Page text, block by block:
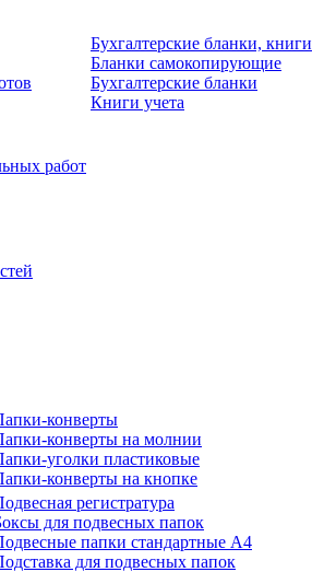
Бухгалтерские бланки, книги
Бланки самокопирующие
Бухгалтерские бланки
Книги учета
работ
конверты
конверты на молнии
уголки пластиковые
конверты на кнопке
регистратура
для подвесных папок
папки стандартные А4
для подвесных папок